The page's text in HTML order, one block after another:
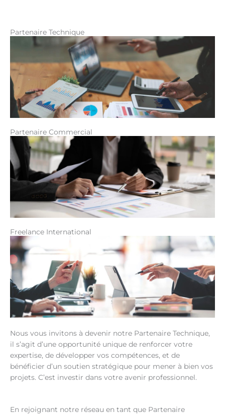
Partenaire Technique
Partenaire Commercial
Freelance International
Nous vous invitons à devenir notre Partenaire Technique,
il s’agit d’une opportunité unique de renforcer votre
expertise, de développer vos compétences, et de
bénéficier d’un soutien stratégique pour mener à bien vos
projets. C’est investir dans votre avenir professionnel.
En rejoignant notre réseau en tant que Partenaire